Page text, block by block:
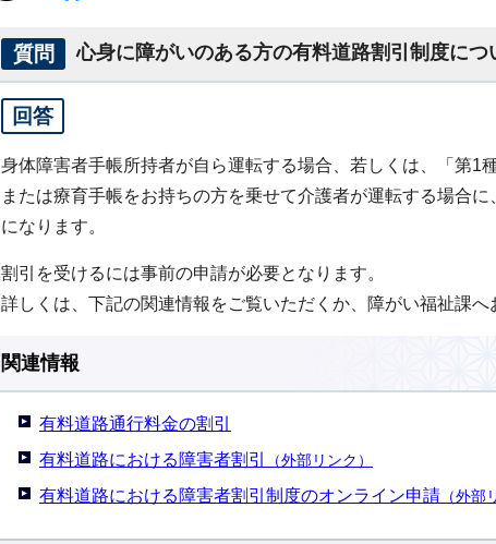
質問 心身に障がいのある方の有料道路割引制度につ
回答
身体障害者手帳所持者が自ら運転する場合、若しくは、「第1
または療育手帳をお持ちの方を乗せて介護者が運転する場合
になります。
割引を受けるには事前の申請が必要となります。
詳しくは、下記の関連情報をご覧いただくか、障がい福祉課へ
関連情報
有料道路通行料金の割引
有料道路における障害者割引
（外部リンク）
有料道路における障害者割引制度のオンライン申請 （外部